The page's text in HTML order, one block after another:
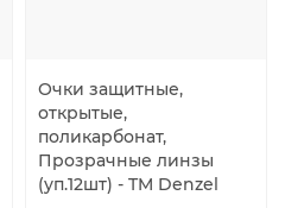
Очки защитные,
открытые,
поликарбонат,
Прозрачные линзы
(уп.12шт) - TM Denzel